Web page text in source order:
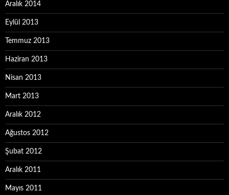
Aralık 2014
Eylül 2013
Temmuz 2013
Haziran 2013
Nisan 2013
Mart 2013
Aralık 2012
Ağustos 2012
Şubat 2012
Aralık 2011
Mayıs 2011